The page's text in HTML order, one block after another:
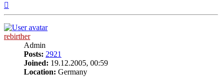
rebirther
Admin
Posts: 2921
Joined: 19.12.2005, 00:59
Location: Germany